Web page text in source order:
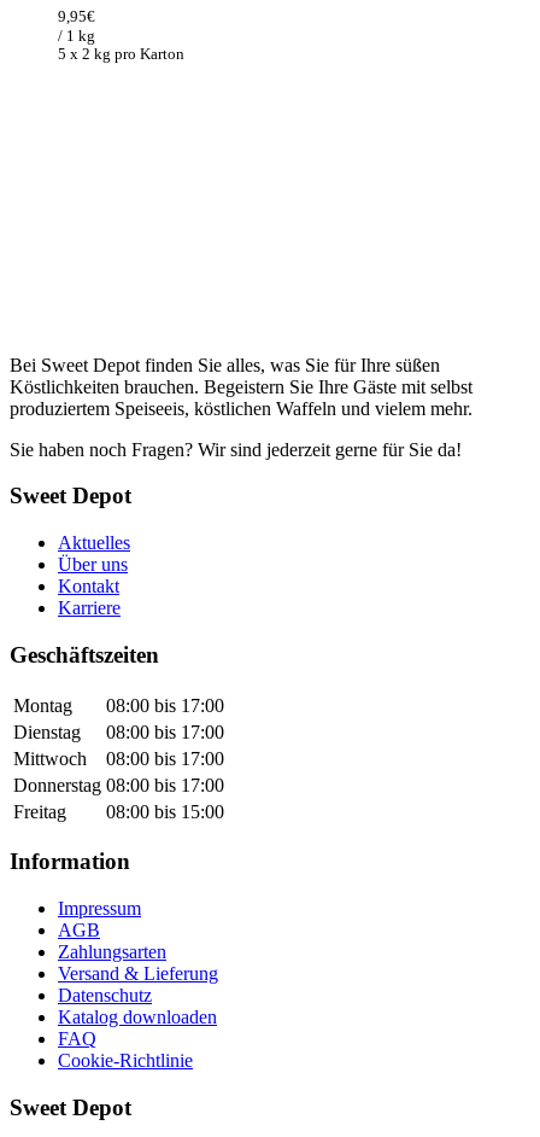
war:
153,00€
5 x 2 kg pro Karton
9,95€
/ 1 kg
Bei Sweet Depot finden Sie alles, was Sie für Ihre süßen
Köstlichkeiten brauchen. Begeistern Sie Ihre Gäste mit selbst
produziertem Speiseeis, köstlichen Waffeln und vielem mehr.
Sie haben noch Fragen? Wir sind jederzeit gerne für Sie da!
Sweet Depot
Aktuelles
Über uns
Kontakt
Karriere
Geschäftszeiten
Montag
08:00 bis 17:00
Dienstag
08:00 bis 17:00
Mittwoch
08:00 bis 17:00
Donnerstag 08:00 bis 17:00
Freitag
08:00 bis 15:00
Information
Impressum
AGB
Zahlungsarten
Versand & Lieferung
Datenschutz
Katalog downloaden
FAQ
Cookie-Richtlinie
Sweet Depot